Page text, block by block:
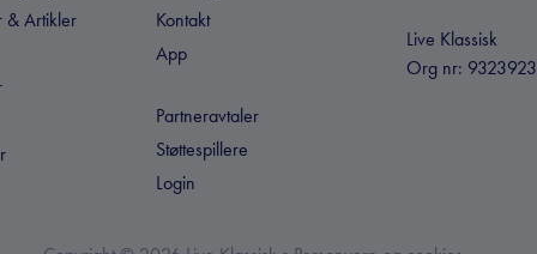
& Artikler
Kontakt
App
Partneravtaler
Støttespillere
Login
Live Klassisk
Org nr: